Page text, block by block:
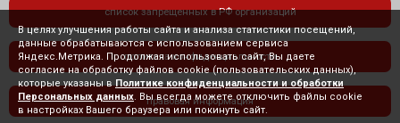
список запрещенных в РФ организаций
политика конфиденциальности
правовая информация
В целях улучшения работы сайта и анализа статистики посещений,
данные обрабатываются с использованием сервиса
Яндекс.Метрика. Продолжая использовать сайт, Вы даете
согласие на обработку файлов cookie (пользовательских данных),
которые указаны в Политике конфиденциальности и обработки
Персональных данных . Вы всегда можете отключить файлы cookie
в настройках Вашего браузера или покинуть сайт.